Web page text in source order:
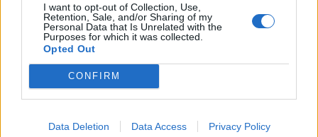
I want to opt-out of Collection, Use,
Retention, Sale, and/or Sharing of my
Personal Data that Is Unrelated with the
Purposes for which it was collected.
Opted Out
CONFIRM
Data Deletion Data Access Privacy Policy
MÁR ELŐFIZETŐNK VAGY?BEJELENTKEZÉS